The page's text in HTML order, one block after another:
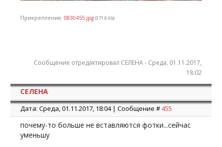
Прикрепления: 0830455.jpg (371.8 Kb)
Сообщение отредактировал СЕЛЕНА- Среда, 01.11.2017,
18:02
СЕЛЕНА
Дата: Среда, 01.11.2017, 18:04 | Сообщение #455
почему-то больше не вставляются фотки...сейчас
уменьшу